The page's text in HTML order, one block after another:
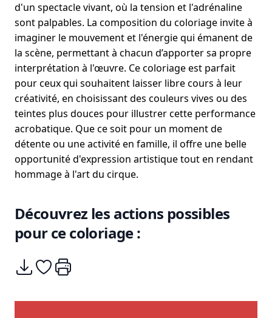
d'un spectacle vivant, où la tension et l'adrénaline
sont palpables. La composition du coloriage invite à
imaginer le mouvement et l'énergie qui émanent de
la scène, permettant à chacun d’apporter sa propre
interprétation à l'œuvre. Ce coloriage est parfait
pour ceux qui souhaitent laisser libre cours à leur
créativité, en choisissant des couleurs vives ou des
teintes plus douces pour illustrer cette performance
acrobatique. Que ce soit pour un moment de
détente ou une activité en famille, il offre une belle
opportunité d'expression artistique tout en rendant
hommage à l'art du cirque.
Découvrez les actions possibles
pour ce coloriage :
Télécharger
Ajouter à mes coups de coeurs
Imprimer